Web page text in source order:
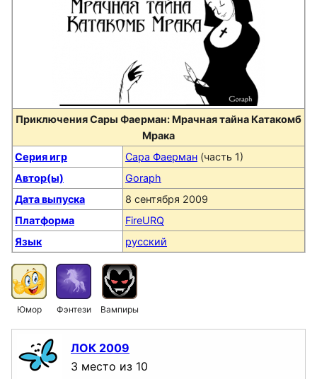
Приключения Сары Фаерман: Мрачная тайна Катакомб
Мрака
Серия игр
Сара Фаерман (часть 1)
Автор(ы)
Goraph
Дата выпуска
8 сентября 2009
Платформа
FireURQ
Язык
русский
Юмор Фэнтези Вампиры
ЛОК 2009
3 место из 10